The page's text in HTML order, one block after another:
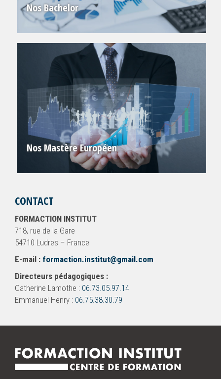
Nos Bachelor
Nos Mastère Européen
CONTACT
FORMACTION INSTITUT
718, rue de la Gare
54710 Ludres – France
E-mail : formaction.institut@gmail.com
Directeurs pédagogiques :
Catherine Lamothe : 06.73.05.97.14
Emmanuel Henry : 06.75.38.30.79